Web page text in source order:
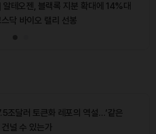
알테오젠, 블랙록 지분 확대에 14%대
닥 바이오 랠리 선봉
조달러 토큰화 레포의 역설…‘같은
건널 수 있는가